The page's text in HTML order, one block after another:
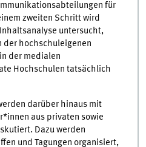
für
zweiten Schritt wird
untersucht,
der hochschuleigenen
der medialen
Hochschulen tatsächlich
darüber hinaus mit
aus privaten sowie
Dazu werden
und Tagungen organisiert,